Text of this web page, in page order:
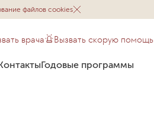
файлов cookies
врача Вызвать скорую помощь
Годовые программы